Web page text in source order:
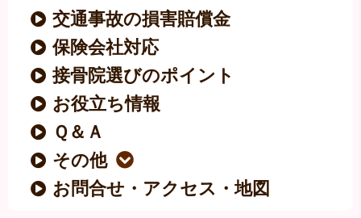
交通事故の損害賠償金
保険会社対応
接骨院選びのポイント
お役立ち情報
Ｑ＆Ａ
その他
お問合せ・アクセス・地図